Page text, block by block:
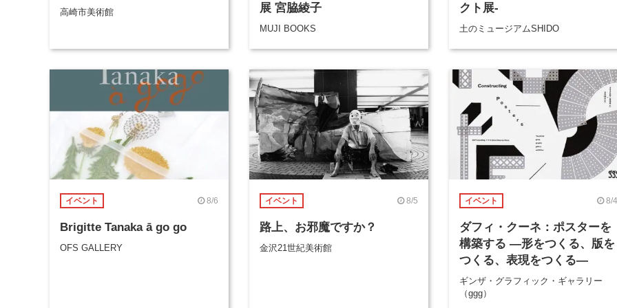
高崎市美術館 展 宮脇綾子
MUJI BOOKS
クト展-
土のミュージアムSHIDO
イベント 8/6
Brigitte Tanaka ā go go
OFS GALLERY
イベント 8/5
路上、お邪魔ですか？
金沢21世紀美術館
イベント 8/4
ダフィ・クーネ：ポスターを
構築する ―形をつくる、版を
つくる、表現をつくる―
ギンザ・グラフィック・ギャラリー
（ggg）